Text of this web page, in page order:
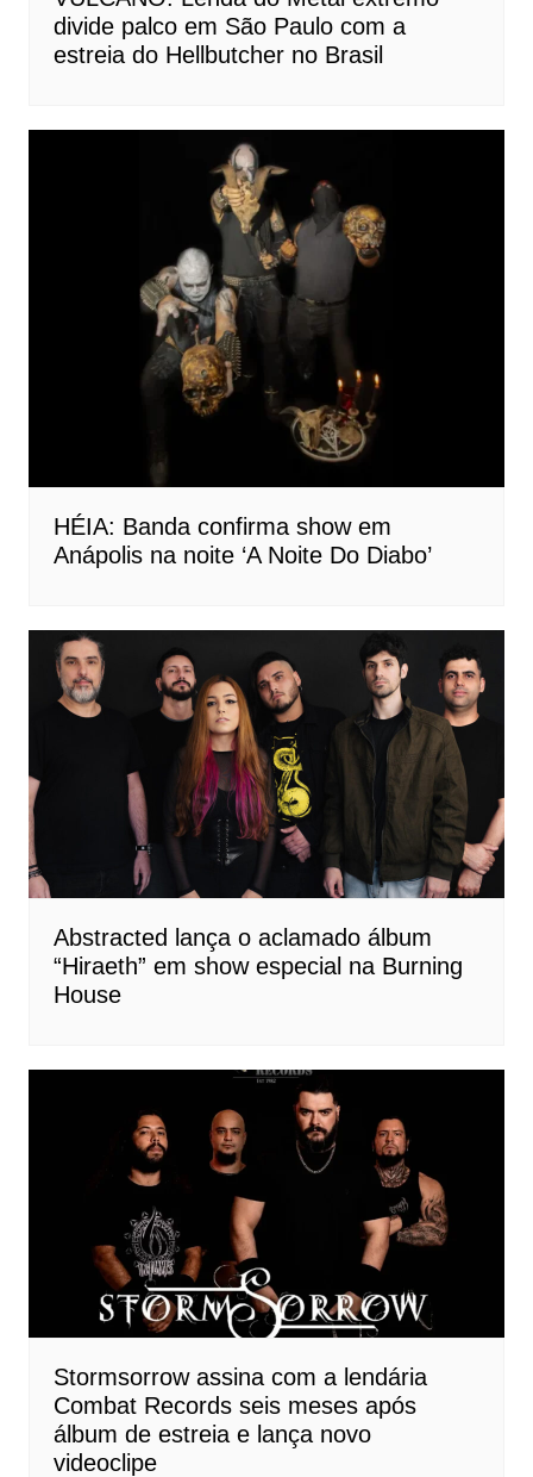
divide palco em São Paulo com a
estreia do Hellbutcher no Brasil
HÉIA: Banda confirma show em
Anápolis na noite ‘A Noite Do Diabo’
Abstracted lança o aclamado álbum
“Hiraeth” em show especial na Burning
House
Stormsorrow assina com a lendária
Combat Records seis meses após
álbum de estreia e lança novo
videoclipe